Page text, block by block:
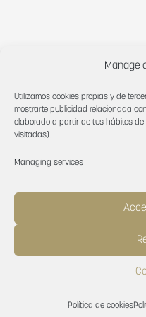
Manage
Utilizamos cookies propias y de
mostrarte publicidad relacionada
elaborado a partir de tus hábitos
visitadas).
Managing services
Política de cookies